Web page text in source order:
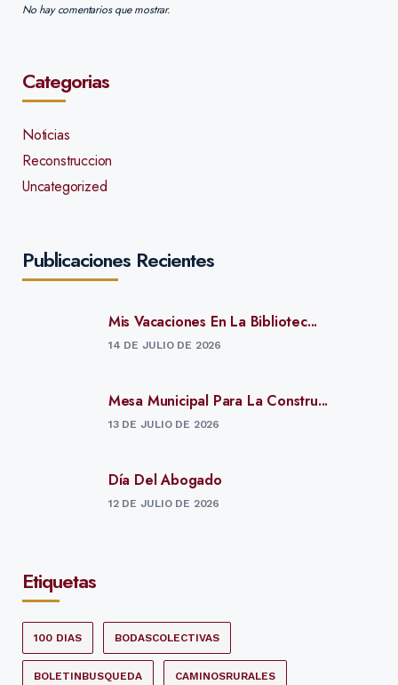
No hay comentarios que mostrar.
Categorias
Noticias
Reconstruccion
Uncategorized
Publicaciones Recientes
Mis Vacaciones En La Bibliotec...
14 DE JULIO DE 2026
Mesa Municipal Para La Constru...
13 DE JULIO DE 2026
Día Del Abogado
12 DE JULIO DE 2026
Etiquetas
100 DIAS BODASCOLECTIVAS
BOLETINBUSQUEDA CAMINOSRURALES